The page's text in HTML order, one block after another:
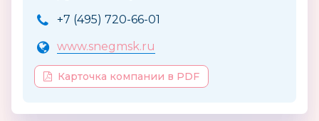
+7 (495) 720-66-01
www.snegmsk.ru
Карточка компании в PDF